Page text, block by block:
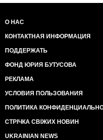
О НАС
КОНТАКТНАЯ ИНФОРМАЦИЯ
ПОДДЕРЖАТЬ
ФОНД ЮРИЯ БУТУСОВА
РЕКЛАМА
УСЛОВИЯ ПОЛЬЗОВАНИЯ
ПОЛИТИКА
СТРІЧКА СВІЖИХ НОВИН
UKRAINIAN NEWS